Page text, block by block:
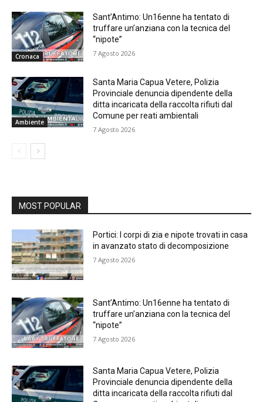
Cronaca
Sant’Antimo: Un16enne ha tentato di
truffare un’anziana con la tecnica del
“nipote”
7 Agosto 2026
Ambiente
Santa Maria Capua Vetere, Polizia
Provinciale denuncia dipendente della
ditta incaricata della raccolta rifiuti dal
Comune per reati ambientali
7 Agosto 2026
MOST POPULAR
Portici: I corpi di zia e nipote trovati in casa
in avanzato stato di decomposizione
7 Agosto 2026
Sant’Antimo: Un16enne ha tentato di
truffare un’anziana con la tecnica del
“nipote”
7 Agosto 2026
Santa Maria Capua Vetere, Polizia
Provinciale denuncia dipendente della
ditta incaricata della raccolta rifiuti dal